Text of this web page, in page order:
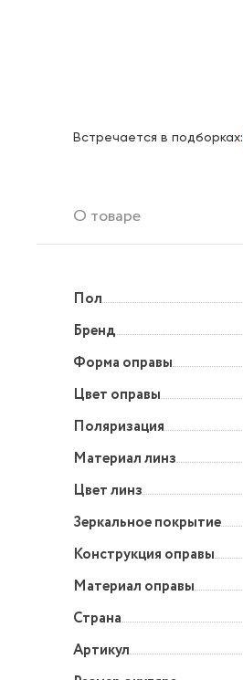
Встречается в подборках:
О товаре
Пол
Бренд
Форма оправы
Цвет оправы
Поляризация
Материал линз
Цвет линз
Зеркальное покрытие
Конструкция оправы
Материал оправы
Страна
Артикул